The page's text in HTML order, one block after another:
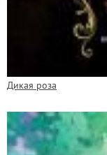
Дикая роза